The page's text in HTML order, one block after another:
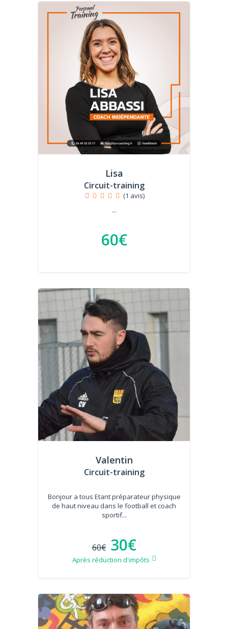
Lisa
Circuit-training
(1 avis)
...
60€
Valentin
Circuit-training
Bonjour a tous Etant préparateur physique
de haut niveau dans le football et coach
sportif...
60€ 30€
Après réduction d'impôts